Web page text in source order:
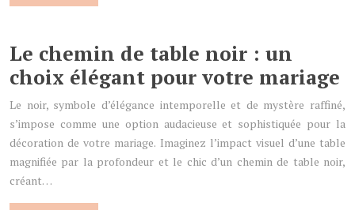
Le chemin de table noir : un
choix élégant pour votre mariage
Le noir, symbole d’élégance intemporelle et de mystère raffiné,
s’impose comme une option audacieuse et sophistiquée pour la
décoration de votre mariage. Imaginez l’impact visuel d’une table
magnifiée par la profondeur et le chic d’un chemin de table noir,
créant…